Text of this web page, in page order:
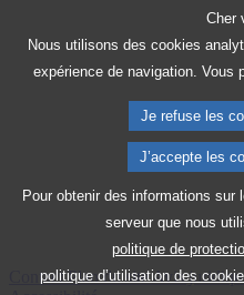
Cher
Nous utilisons des cookies
expérience de navigation. Vous
Je refuse les
J’accepte les
Pour obtenir des informations
serveur que nous
politique de
politique d’utilisation des
Contact Plan du siteAvis